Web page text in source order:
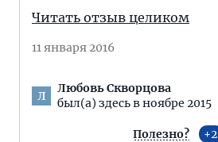
Читать отзыв целиком
11 января 2016
Л
Любовь Скворцова
был(а) здесь в ноябре 2015
Полезно? 2